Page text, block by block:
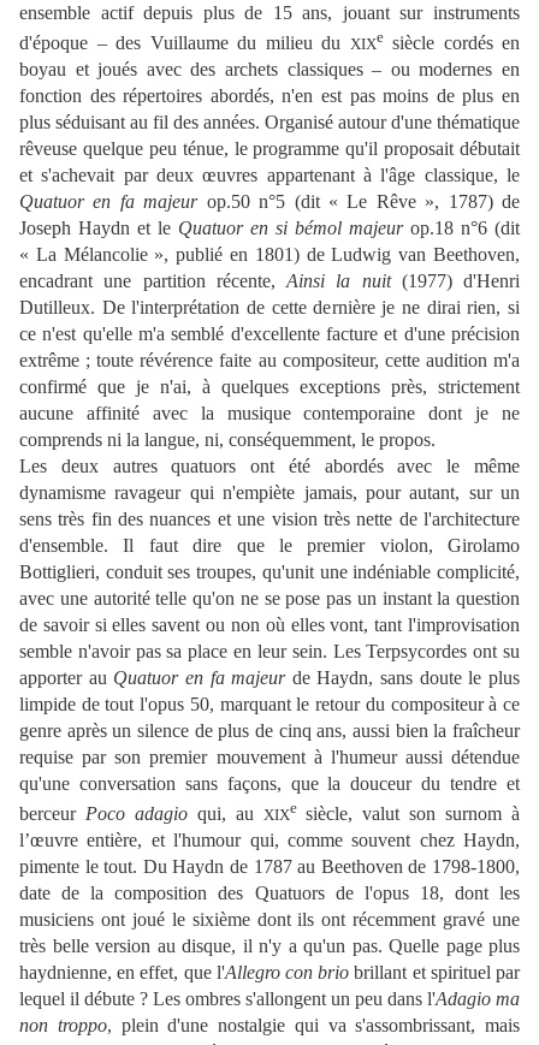
ensemble actif depuis plus de 15 ans, jouant sur instruments
d'époque – des Vuillaume du milieu du
XIXesiècle cordés en
boyau et joués avec des archets classiques – ou modernes en
fonction des répertoires abordés, n'en est pas moins de plus en
plus séduisant au fil des années. Organisé autour d'une thématique
rêveuse quelque peu ténue, le programme qu'il proposait débutait
et s'achevait par deux œuvres appartenant à l'âge classique, le
Quatuor en fa majeurop.50 n°5 (dit « Le Rêve », 1787) de
Joseph Haydn et le Quatuor en si bémol majeurop.18 n°6 (dit
« La Mélancolie », publié en 1801) de Ludwig van Beethoven,
encadrant une partition récente, Ainsi la nuit(1977) d'Henri
Dutilleux. De l'interprétation de cette dernière je ne dirai rien, si
ce n'est qu'elle m'a semblé d'excellente facture et d'une précision
extrême ; toute révérence faite au compositeur, cette audition m'a
confirmé que je n'ai, à quelques exceptions près, strictement
aucune affinité avec la musique contemporaine dont je ne
comprends ni la langue, ni, conséquemment, le propos.
Les deux autres quatuors ont été abordés avec le même
dynamisme ravageur qui n'empiète jamais, pour autant, sur un
sens très fin des nuances et une vision très nette de l'architecture
d'ensemble. Il faut dire que le premier violon, Girolamo
Bottiglieri, conduit ses troupes, qu'unit une indéniable complicité,
avec une autorité telle qu'on ne se pose pas un instant la question
de savoir si elles savent ou non où elles vont, tant l'improvisation
semble n'avoir pas sa place en leur sein. Les Terpsycordes ont su
apporter au Quatuor en fa majeurde Haydn, sans doute le plus
limpide de tout l'opus 50, marquant le retour du compositeur à ce
genre après un silence de plus de cinq ans, aussi bien la fraîcheur
requise par son premier mouvement à l'humeur aussi détendue
qu'une conversation sans façons, que la douceur du tendre et
berceur Poco adagioqui, au XIXesiècle, valut son surnom à
l’œuvre entière, et l'humour qui, comme souvent chez Haydn,
pimente le tout. Du Haydn de 1787 au Beethoven de 1798-1800,
date de la composition des Quatuors de l'opus 18, dont les
musiciens ont joué le sixième dont ils ont récemment gravé une
très belle version au disque, il n'y a qu'un pas. Quelle page plus
haydnienne, en effet, que l'Allegro con brio brillant et spirituel par
lequel il débute ? Les ombres s'allongent un peu dans l'Adagio ma
non troppo, plein d'une nostalgie qui va s'assombrissant, mais